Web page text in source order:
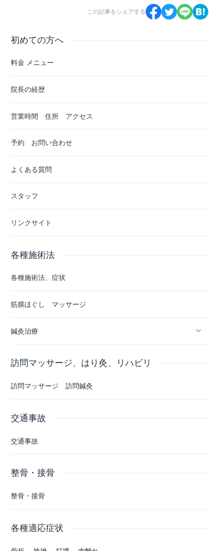
この記事をシェアする
初めての方へ
料金 メニュー
院長の経歴
営業時間 住所 アクセス
予約 お問い合わせ
よくある質問
スタッフ
リンクサイト
各種施術法
各種施術法、症状
筋膜ほぐし マッサージ
鍼灸治療
反応点鍼灸治療
長い鍼 太い鍼 深い鍼
訪問マッサージ、はり灸、リハビリ
訪問マッサージ 訪問鍼灸
交通事故
交通事故
整骨・接骨
整骨・接骨
各種適応症状